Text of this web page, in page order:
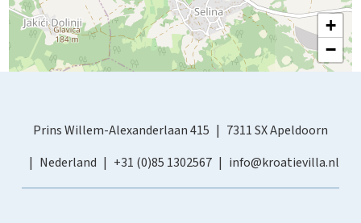
+
−
Prins Willem-Alexanderlaan 415
7311 SX Apeldoorn
Nederland
+31 (0)85 1302567 info@kroatievilla.nl